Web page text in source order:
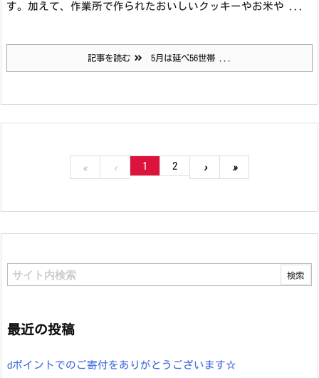
す。加えて、作業所で作られたおいしいクッキーやお米や ...
記事を読む 5月は延べ56世帯 ...
« ‹ 1 2 › »
最近の投稿
dポイントでのご寄付をありがとうございます☆